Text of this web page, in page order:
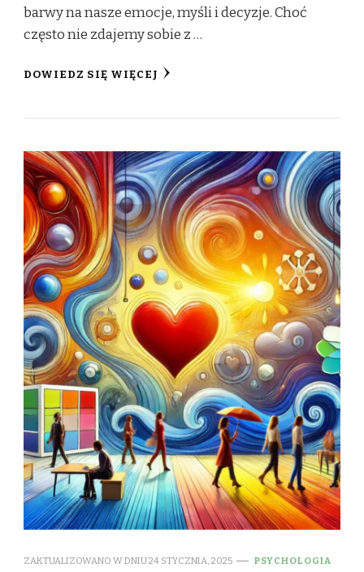
barwy na nasze emocje, myśli i decyzje. Choć
często nie zdajemy sobie z …
DOWIEDZ SIĘ WIĘCEJ
ZAKTUALIZOWANO W DNIU24 STYCZNIA, 2025 PSYCHOLOGIA